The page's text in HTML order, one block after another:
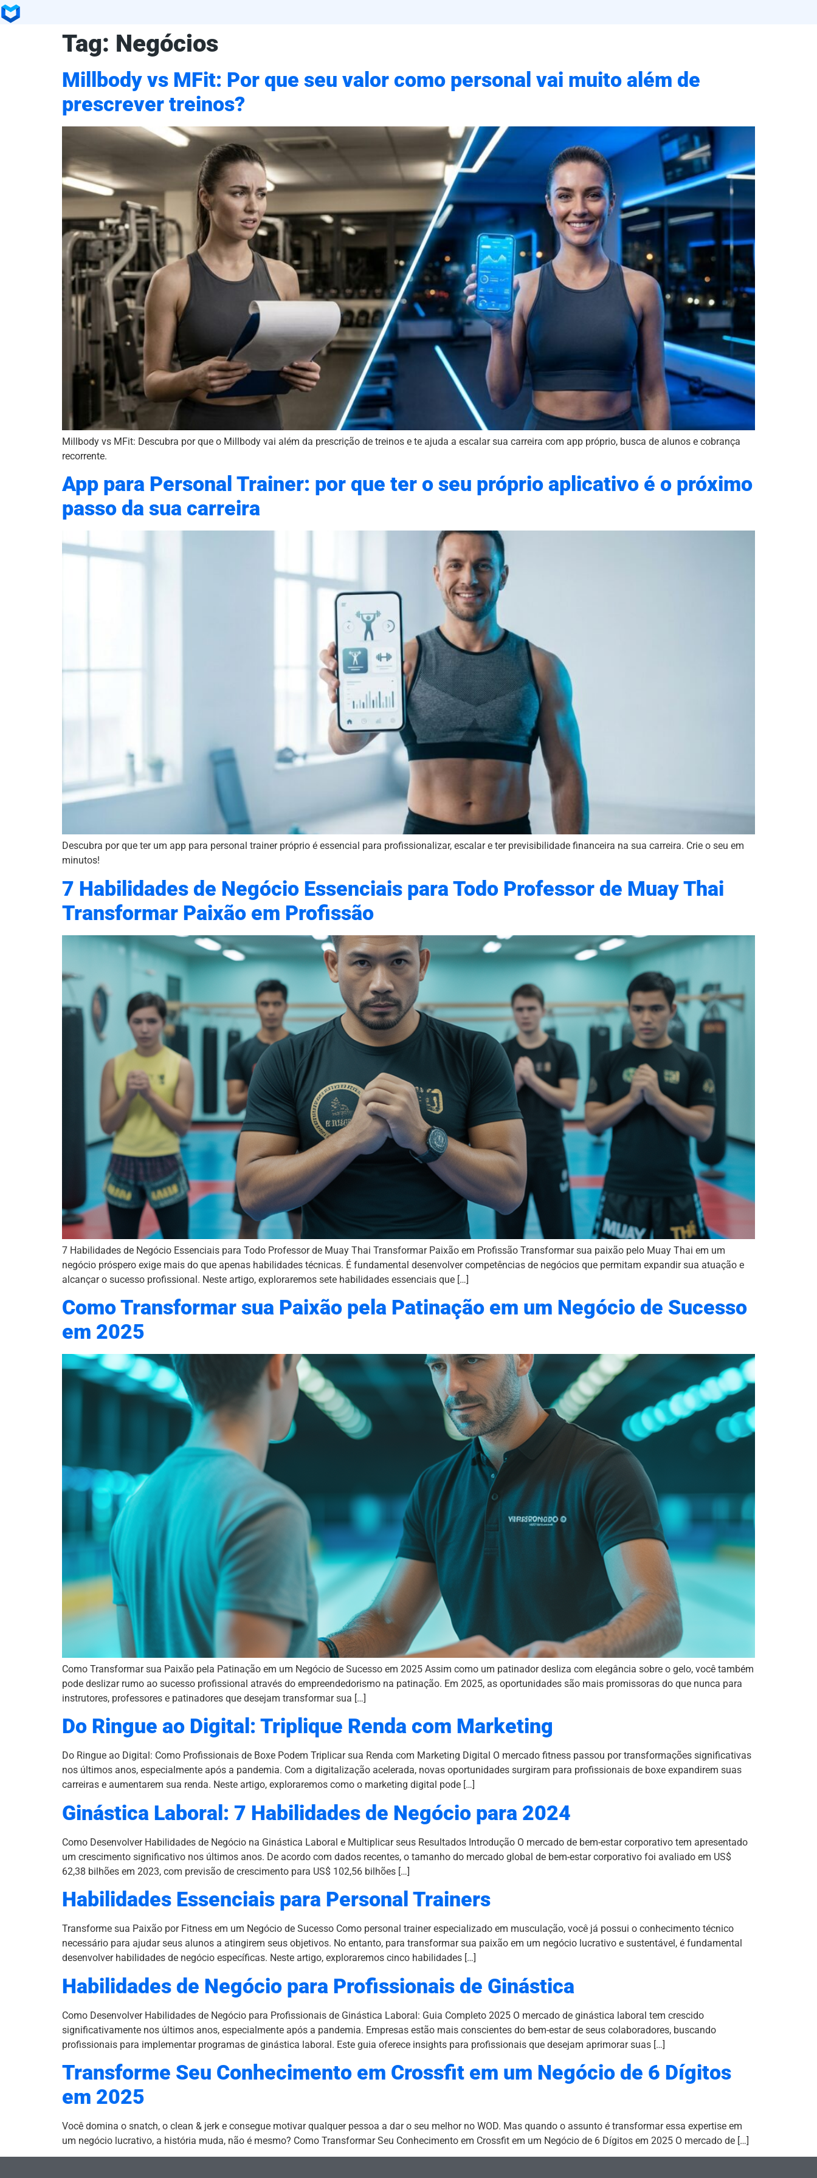
Tag: Negócios
Millbody vs MFit: Por que seu valor como personal vai muito além de
prescrever treinos?
Millbody vs MFit: Descubra por que o Millbody vai além da prescrição de treinos e te ajuda a escalar sua carreira com app próprio, busca de alunos e cobrança
recorrente.
App para Personal Trainer: por que ter o seu próprio aplicativo é o próximo
passo da sua carreira
Descubra por que ter um app para personal trainer próprio é essencial para profissionalizar, escalar e ter previsibilidade financeira na sua carreira. Crie o seu em
minutos!
7 Habilidades de Negócio Essenciais para Todo Professor de Muay Thai
Transformar Paixão em Profissão
7 Habilidades de Negócio Essenciais para Todo Professor de Muay Thai Transformar Paixão em Profissão Transformar sua paixão pelo Muay Thai em um
negócio próspero exige mais do que apenas habilidades técnicas. É fundamental desenvolver competências de negócios que permitam expandir sua atuação e
alcançar o sucesso profissional. Neste artigo, exploraremos sete habilidades essenciais que […]
Como Transformar sua Paixão pela Patinação em um Negócio de Sucesso
em 2025
Como Transformar sua Paixão pela Patinação em um Negócio de Sucesso em 2025 Assim como um patinador desliza com elegância sobre o gelo, você também
pode deslizar rumo ao sucesso profissional através do empreendedorismo na patinação. Em 2025, as oportunidades são mais promissoras do que nunca para
instrutores, professores e patinadores que desejam transformar sua […]
Do Ringue ao Digital: Triplique Renda com Marketing
Do Ringue ao Digital: Como Profissionais de Boxe Podem Triplicar sua Renda com Marketing Digital O mercado fitness passou por transformações significativas
nos últimos anos, especialmente após a pandemia. Com a digitalização acelerada, novas oportunidades surgiram para profissionais de boxe expandirem suas
carreiras e aumentarem sua renda. Neste artigo, exploraremos como o marketing digital pode […]
Ginástica Laboral: 7 Habilidades de Negócio para 2024
Como Desenvolver Habilidades de Negócio na Ginástica Laboral e Multiplicar seus Resultados Introdução O mercado de bem-estar corporativo tem apresentado
um crescimento significativo nos últimos anos. De acordo com dados recentes, o tamanho do mercado global de bem-estar corporativo foi avaliado em US$
62,38 bilhões em 2023, com previsão de crescimento para US$ 102,56 bilhões […]
Habilidades Essenciais para Personal Trainers
Transforme sua Paixão por Fitness em um Negócio de Sucesso Como personal trainer especializado em musculação, você já possui o conhecimento técnico
necessário para ajudar seus alunos a atingirem seus objetivos. No entanto, para transformar sua paixão em um negócio lucrativo e sustentável, é fundamental
desenvolver habilidades de negócio específicas. Neste artigo, exploraremos cinco habilidades […]
Habilidades de Negócio para Profissionais de Ginástica
Como Desenvolver Habilidades de Negócio para Profissionais de Ginástica Laboral: Guia Completo 2025 O mercado de ginástica laboral tem crescido
significativamente nos últimos anos, especialmente após a pandemia. Empresas estão mais conscientes do bem-estar de seus colaboradores, buscando
profissionais para implementar programas de ginástica laboral. Este guia oferece insights para profissionais que desejam aprimorar suas […]
Transforme Seu Conhecimento em Crossfit em um Negócio de 6 Dígitos
em 2025
Você domina o snatch, o clean & jerk e consegue motivar qualquer pessoa a dar o seu melhor no WOD. Mas quando o assunto é transformar essa expertise em
um negócio lucrativo, a história muda, não é mesmo? Como Transformar Seu Conhecimento em Crossfit em um Negócio de 6 Dígitos em 2025 O mercado de […]